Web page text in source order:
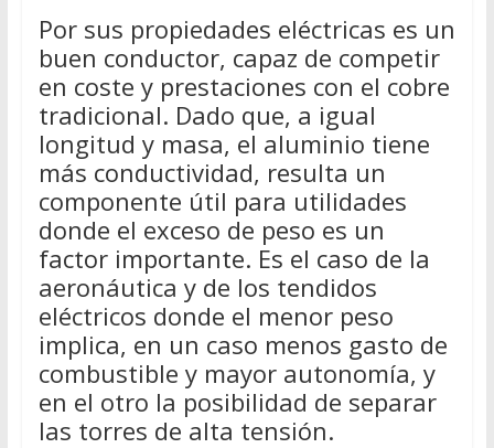
Por sus propiedades eléctricas es un
buen conductor, capaz de competir
en coste y prestaciones con el cobre
tradicional. Dado que, a igual
longitud y masa, el aluminio tiene
más conductividad, resulta un
componente útil para utilidades
donde el exceso de peso es un
factor importante. Es el caso de la
aeronáutica y de los tendidos
eléctricos donde el menor peso
implica, en un caso menos gasto de
combustible y mayor autonomía, y
en el otro la posibilidad de separar
las torres de alta tensión.